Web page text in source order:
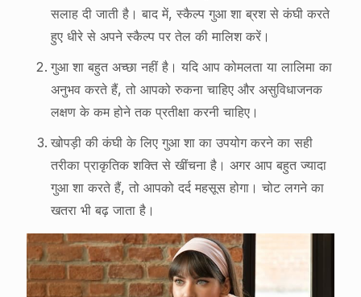
सलाह दी जाती है। बाद में, स्कैल्प गुआ शा ब्रश से कंघी करते
हुए धीरे से अपने स्कैल्प पर तेल की मालिश करें।
गुआ शा बहुत अच्छा नहीं है। यदि आप कोमलता या लालिमा का
अनुभव करते हैं, तो आपको रुकना चाहिए और असुविधाजनक
लक्षण के कम होने तक प्रतीक्षा करनी चाहिए।
खोपड़ी की कंघी के लिए गुआ शा का उपयोग करने का सही
तरीका प्राकृतिक शक्ति से खींचना है। अगर आप बहुत ज्यादा
गुआ शा करते हैं, तो आपको दर्द महसूस होगा। चोट लगने का
खतरा भी बढ़ जाता है।